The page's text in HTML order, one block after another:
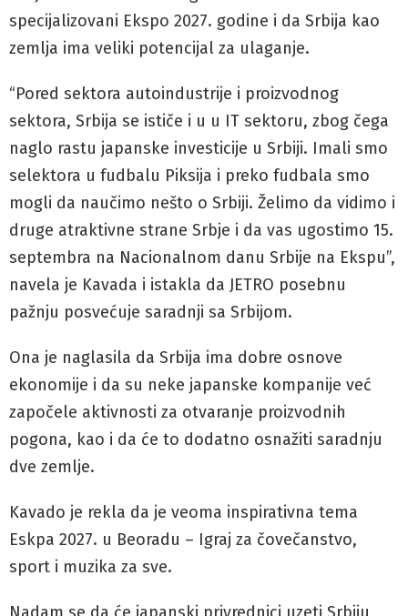
specijalizovani Ekspo 2027. godine i da Srbija kao
zemlja ima veliki potencijal za ulaganje.
“Pored sektora autoindustrije i proizvodnog
sektora, Srbija se ističe i u u IT sektoru, zbog čega
naglo rastu japanske investicije u Srbiji. Imali smo
selektora u fudbalu Piksija i preko fudbala smo
mogli da naučimo nešto o Srbiji. Želimo da vidimo i
druge atraktivne strane Srbje i da vas ugostimo 15.
septembra na Nacionalnom danu Srbije na Ekspu”,
navela je Kavada i istakla da JETRO posebnu
pažnju posvećuje saradnji sa Srbijom.
Ona je naglasila da Srbija ima dobre osnove
ekonomije i da su neke japanske kompanije već
započele aktivnosti za otvaranje proizvodnih
pogona, kao i da će to dodatno osnažiti saradnju
dve zemlje.
Kavado je rekla da je veoma inspirativna tema
Eskpa 2027. u Beoradu – Igraj za čovečanstvo,
sport i muzika za sve.